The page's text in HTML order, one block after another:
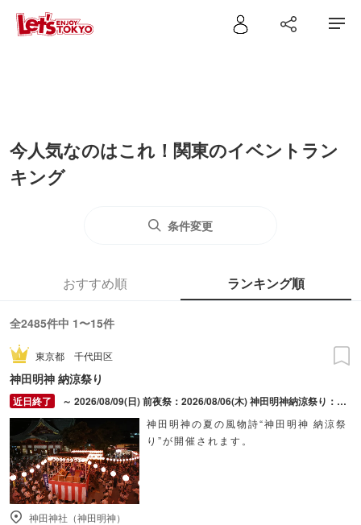
今人気なのはこれ！関東のイベントラン
キング
条件変更
おすすめ順 ランキング順
全2485件中 1〜15件
東京都 千代田区
神田明神 納涼祭り
～ 2026/08/09(日) 前夜祭：2026/08/06(木) 神田明神納涼祭り：2026/08/07(金) ～ 2026/08/09(日)
神田明神の夏の風物詩“神田明神 納涼祭
り”が開催されます。
神田神社（神田明神）